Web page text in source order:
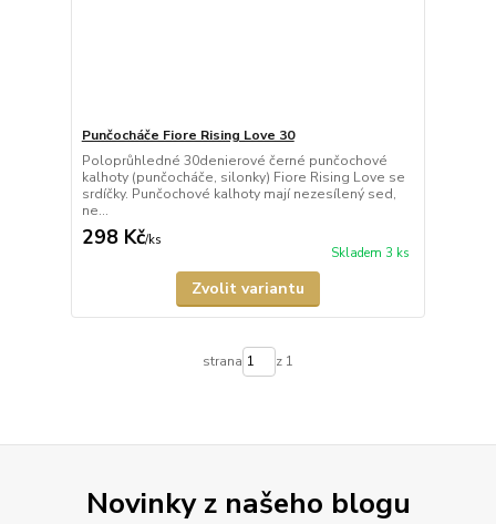
Punčocháče Fiore Rising Love 30
Poloprůhledné 30denierové černé punčochové
kalhoty (punčocháče, silonky) Fiore Rising Love se
srdíčky. Punčochové kalhoty mají nezesílený sed,
ne...
298 Kč/ks
Skladem 3 ks
Zvolit variantu
strana z 1
Novinky z našeho blogu